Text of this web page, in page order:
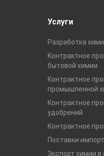
Услуги
Разработка
Контрактное
бытовой химии
Контрактное
промышленной
Контрактное
удобрений
Контрактное
Поставки
Экспорт химии